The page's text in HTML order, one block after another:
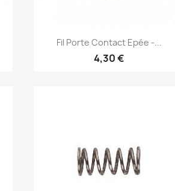
Aperçu rapide
Fil Porte Contact Epée -...
4,30 €